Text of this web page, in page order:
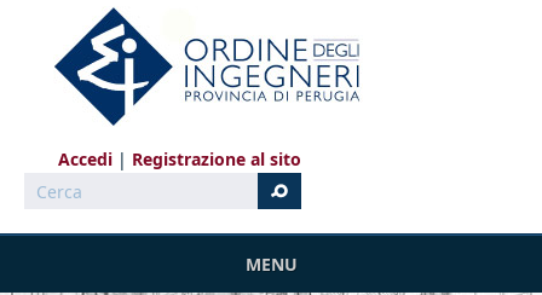
Salta al contenuto principale
Accedi
Registrazione al sito
Cerca
MENU